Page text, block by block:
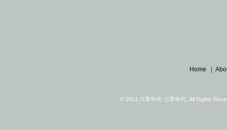
Home |
© 2011 六零年代·七零年代. All Rights